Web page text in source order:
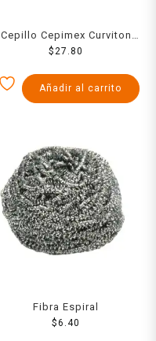
Cepillo Cepimex Curviton
Con Asa
$ 27.80
Añadir al carrito
Fibra Espiral
$6.40